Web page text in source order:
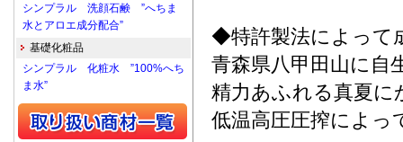
◆特許製法によって
青森県八甲田山に自
精力あふれる真夏に
低温高圧圧搾によっ
シンプラル 洗顔石鹸 ”へちま
水とアロエ成分配合”
基礎化粧品
シンプラル 化粧水 ”100%へち
ま水”